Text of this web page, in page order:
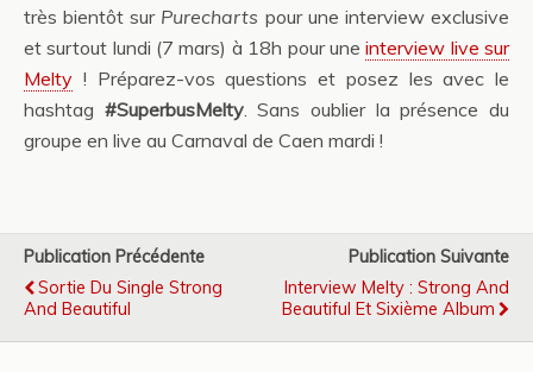
très bientôt sur Purecharts pour une interview exclusive
et surtout lundi (7 mars) à 18h pour uneinterview live sur
Melty ! Préparez-vos questions et posez les avec le
hashtag #SuperbusMelty. Sans oublier la présence du
groupe en live au Carnaval de Caen mardi !
Publication Précédente
Sortie Du Single Strong
And Beautiful
Publication Suivante
Interview Melty : Strong And
Beautiful Et Sixième Album